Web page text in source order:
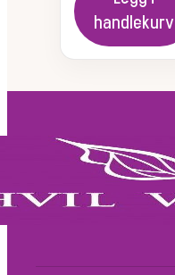
handlekurv